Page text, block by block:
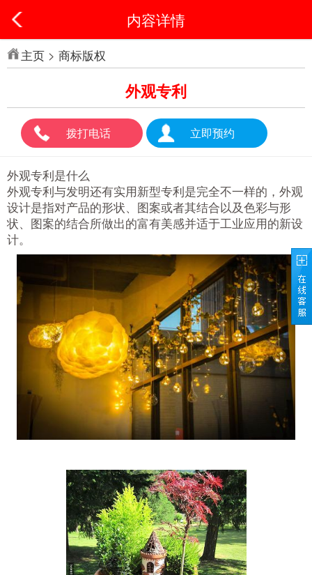
内容详情
主页 > 商标版权
外观专利
拨打电话 立即预约
外观专利是什么
外观专利与发明还有实用新型专利是完全不一样的，外观
设计是指对产品的形状、图案或者其结合以及色彩与形
状、图案的结合所做出的富有美感并适于工业应用的新设
计。